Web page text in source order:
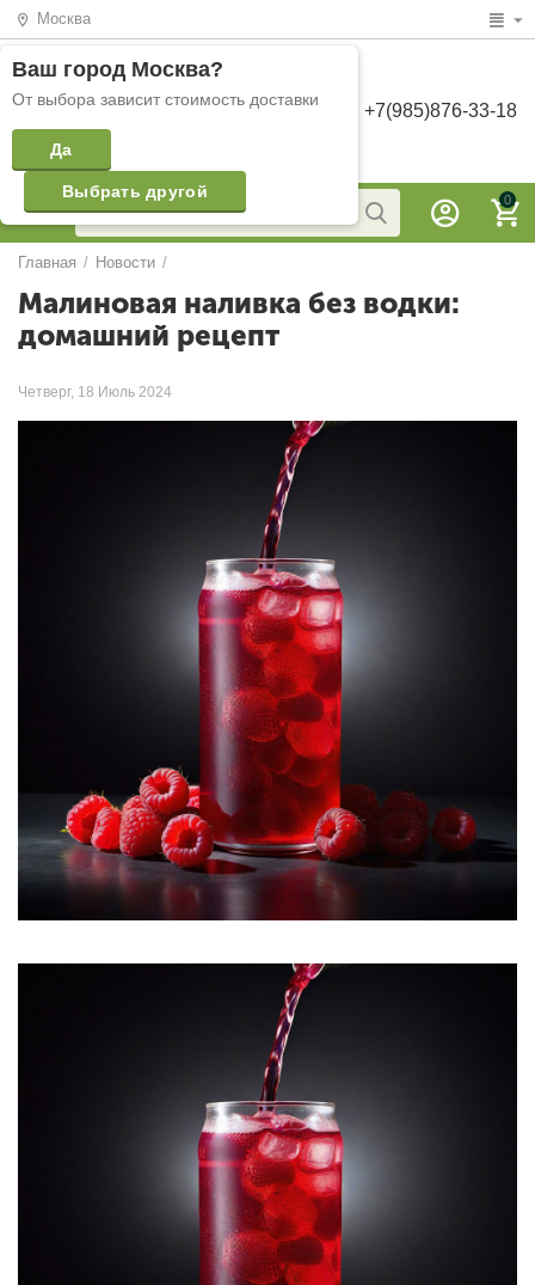
Москва
Ваш город Москва?
От выбора зависит стоимость доставки
Да
Выбрать другой
+7(985)876-33-18
0
Главная / Новости /
Малиновая наливка без водки:
домашний рецепт
Четверг, 18 Июль 2024